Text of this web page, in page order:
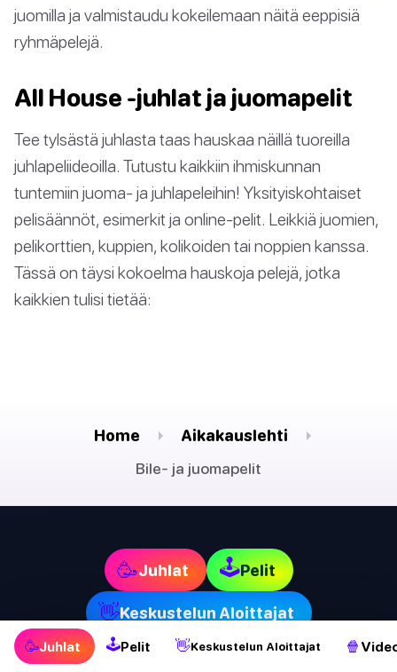
juomilla ja valmistaudu kokeilemaan näitä eeppisiä
ryhmäpelejä.
All House -juhlat ja juomapelit
Tee tylsästä juhlasta taas hauskaa näillä tuoreilla
juhlapeliideoilla. Tutustu kaikkiin ihmiskunnan
tuntemiin juoma- ja juhlapeleihin! Yksityiskohtaiset
pelisäännöt, esimerkit ja online-pelit. Leikkiä juomien,
pelikorttien, kuppien, kolikoiden tai noppien kanssa.
Tässä on täysi kokoelma hauskoja pelejä, jotka
kaikkien tulisi tietää:
🥳Juhlat 🕹Pelit 👋Keskustelun Aloittajat 🍿
Home
Aikakauslehti
Bile- ja juomapelit
🥳Juhlat 🕹Pelit
👋Keskustelun Aloittajat
📱 Sovellukset